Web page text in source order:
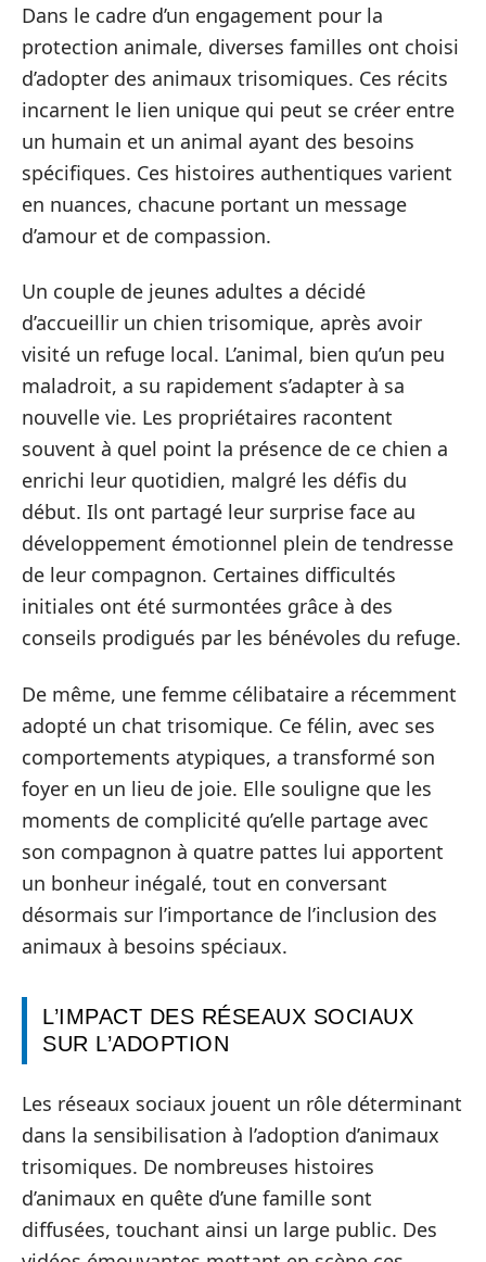
Dans le cadre d’un engagement pour la
protection animale, diverses familles ont choisi
d’adopter des animaux trisomiques. Ces récits
incarnent le lien unique qui peut se créer entre
un humain et un animal ayant des besoins
spécifiques. Ces histoires authentiques varient
en nuances, chacune portant un message
d’amour et de compassion.
Un couple de jeunes adultes a décidé
d’accueillir un chien trisomique, après avoir
visité un refuge local. L’animal, bien qu’un peu
maladroit, a su rapidement s’adapter à sa
nouvelle vie. Les propriétaires racontent
souvent à quel point la présence de ce chien a
enrichi leur quotidien, malgré les défis du
début. Ils ont partagé leur surprise face au
développement émotionnel plein de tendresse
de leur compagnon. Certaines difficultés
initiales ont été surmontées grâce à des
conseils prodigués par les bénévoles du refuge.
De même, une femme célibataire a récemment
adopté un chat trisomique. Ce félin, avec ses
comportements atypiques, a transformé son
foyer en un lieu de joie. Elle souligne que les
moments de complicité qu’elle partage avec
son compagnon à quatre pattes lui apportent
un bonheur inégalé, tout en conversant
désormais sur l’importance de l’inclusion des
animaux à besoins spéciaux.
L’IMPACT DES RÉSEAUX SOCIAUX
SUR L’ADOPTION
Les réseaux sociaux jouent un rôle déterminant
dans la sensibilisation à l’adoption d’animaux
trisomiques. De nombreuses histoires
d’animaux en quête d’une famille sont
diffusées, touchant ainsi un large public. Des